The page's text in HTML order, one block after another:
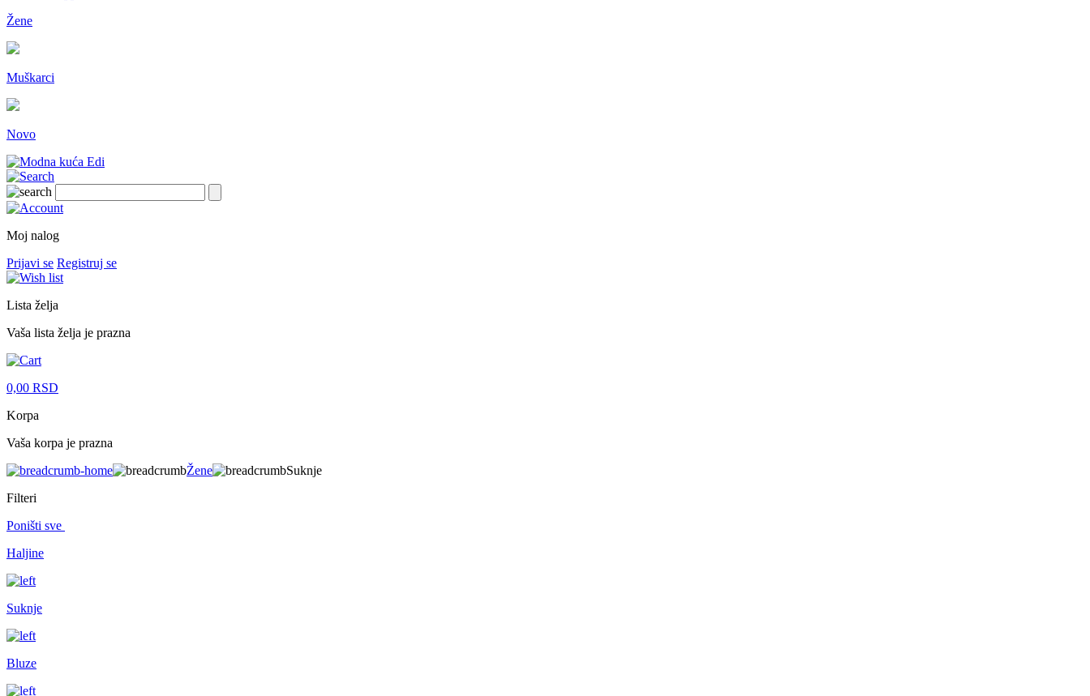
Žene
Muškarci
Novo
Moj nalog
Prijavi se Registruj se
Lista želja
Vaša lista želja je prazna
0,00 RSD
Korpa
Vaša korpa je prazna
Žene
Suknje
Filteri
Poništi sve
Haljine
Suknje
Bluze